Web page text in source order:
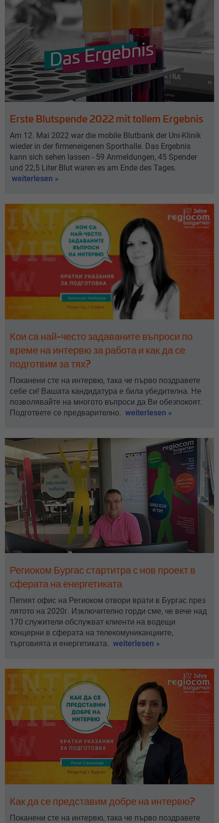
Erste Blutspende 2022 mit tollem Ergebnis
Am 12. Mai 2022 war die mobile Blutbank der Uni-Klinik
wieder in der firmeneigenen Sporthalle. Das Ergebnis
kann sich sehen lassen - 59 Anmeldungen, 45 Spender
und 22,5 Liter Blut waren es am Ende des Tages.
weiterlesen »
Кои са най-често задаваните въпроси по
време на интервю за работа и как да се
подготвим за тях?
Поканени сте на интервю, така че първо поздравете
себе си! Вашата кандидатура е била убедитeлна. Не
позволявайте на многото въпроси да Ви обезпокоят.
Подгответе се предварително. weiterlesen »
Региоком Бургас стартитра с нов проект в
сферата на енергетиката
Петият офис на Региоком отвори врати в Бургас през
лятото на 2020г. Изключително горди сме, че вече над
170 служители обслужват клиенти на водещи
концерни в сферата на телекомуниканциите,
търговията и енергетиката. weiterlesen »
Как да се представим добре на интервю?
Поканени сте на интервю, така че първо поздравете